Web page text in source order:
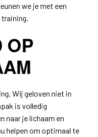
we je met een
OP
Wij geloven niet in
is volledig
naar je lichaam en
helpen om optimaal te